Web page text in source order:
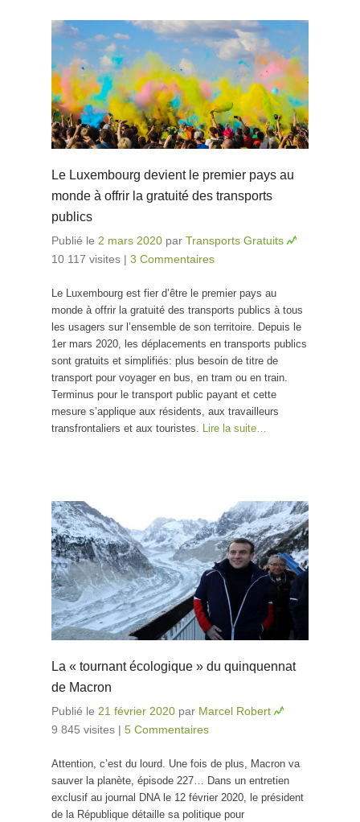
Le Luxembourg devient le premier pays au
monde à offrir la gratuité des transports
publics
Publié le 2 mars 2020 par Transports Gratuits
10 117 visites | 3 Commentaires
Le Luxembourg est fier d’être le premier pays au
monde à offrir la gratuité des transports publics à tous
les usagers sur l’ensemble de son territoire. Depuis le
1er mars 2020, les déplacements en transports publics
sont gratuits et simplifiés: plus besoin de titre de
transport pour voyager en bus, en tram ou en train.
Terminus pour le transport public payant et cette
mesure s’applique aux résidents, aux travailleurs
transfrontaliers et aux touristes. Lire la suite…
La « tournant écologique » du quinquennat
de Macron
Publié le 21 février 2020 par Marcel Robert
9 845 visites | 5 Commentaires
Attention, c’est du lourd. Une fois de plus, Macron va
sauver la planète, épisode 227… Dans un entretien
exclusif au journal DNA le 12 février 2020, le président
de la République détaille sa politique pour